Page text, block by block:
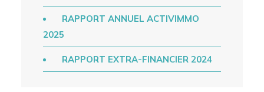
RAPPORT ANNUEL ACTIVIMMO
2025
RAPPORT EXTRA-FINANCIER 2024